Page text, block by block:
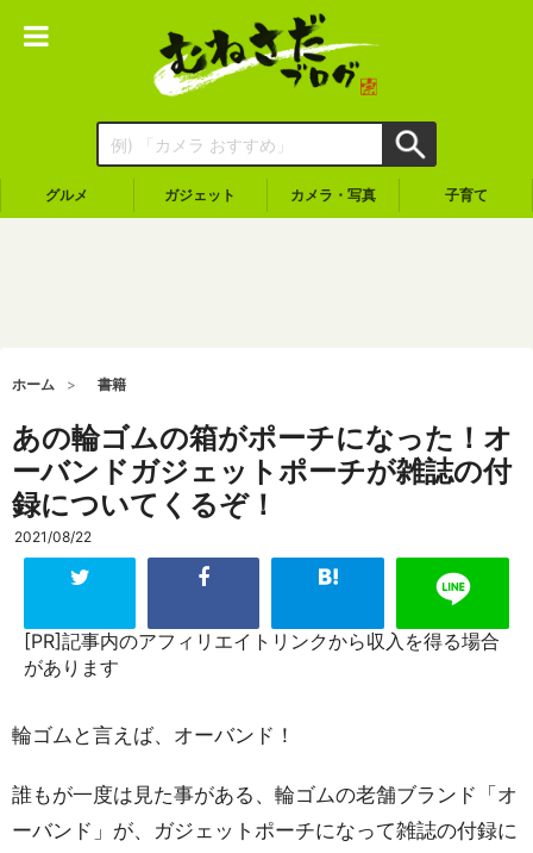
グルメ ガジェット カメラ・写真 子育て
ホーム 書籍
あの輪ゴムの箱がポーチになった！オ
ーバンドガジェットポーチが雑誌の付
録についてくるぞ！
2021/08/22
[PR]記事内のアフィリエイトリンクから収入を得る場合
があります
輪ゴムと言えば、オーバンド！
誰もが一度は見た事がある、輪ゴムの老舗ブランド「オ
ーバンド」が、ガジェットポーチになって雑誌の付録に